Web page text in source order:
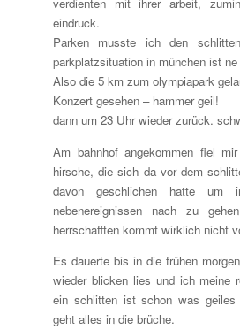
eindruck.
Parken musste ich den
parkplatzsituation in münchen ist
Also die 5 km zum olympiapark
Konzert gesehen – hammer geil!
dann um 23 Uhr wieder zurück.
Am bahnhof angekommen fiel
hirsche, die sich da vor dem
davon geschlichen hatte um
nebenereignissen nach zu
herrschafften kommt wirklich nicht
Es dauerte bis in die frühen
wieder blicken lies und ich meine
ein schlitten ist schon was geiles
geht alles in die brüche.